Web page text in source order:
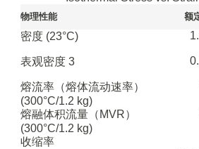
物理性能 额
密度 (23°C)
表观密度 3
熔流率（熔体流动速率）
(300°C/1.2 kg)
熔融体积流量（MVR）
(300°C/1.2 kg)
收缩率